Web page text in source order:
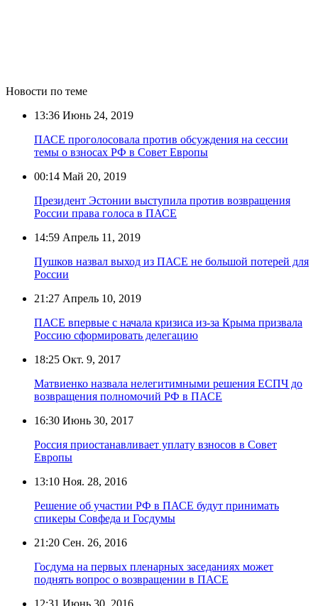
Новости по теме
13:36 Июнь 24, 2019
ПАСЕ проголосовала против обсуждения на сессии
темы о взносах РФ в Совет Европы
00:14 Май 20, 2019
Президент Эстонии выступила против возвращения
России права голоса в ПАСЕ
14:59 Апрель 11, 2019
Пушков назвал выход из ПАСЕ не большой потерей для
России
21:27 Апрель 10, 2019
ПАСЕ впервые с начала кризиса из-за Крыма призвала
Россию сформировать делегацию
18:25 Окт. 9, 2017
Матвиенко назвала нелегитимными решения ЕСПЧ до
возвращения полномочий РФ в ПАСЕ
16:30 Июнь 30, 2017
Россия приостанавливает уплату взносов в Совет
Европы
13:10 Ноя. 28, 2016
Решение об участии РФ в ПАСЕ будут принимать
спикеры Совфеда и Госдумы
21:20 Сен. 26, 2016
Госдума на первых пленарных заседаниях может
поднять вопрос о возвращении в ПАСЕ
12:31 Июнь 30, 2016